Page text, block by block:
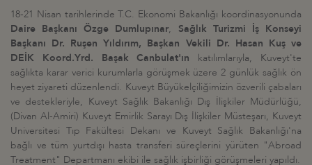
18-21 Nisan tarihlerinde T.C. Ekonomi Bakanlığı koordinasyonunda
Daire Başkanı Özge Dumlupınar, Sağlık Turizmi İş Konseyi
Başkanı Dr. Ruşen Yıldırım, Başkan Vekili Dr. Hasan Kuş ve
DEİK Koord.Yrd. Başak Canbulat'ın katılımlarıyla, Kuveyt'te
sağlıkta karar verici kurumlarla görüşmek üzere 2 günlük sağlık ön
heyet ziyareti düzenlendi. Kuveyt Büyükelçiliğimizin özverili çabaları
ve destekleriyle, Kuveyt Sağlık Bakanlığı Dış İlişkiler Müdürlüğü,
(Divan Al-Amiri) Kuveyt Emirlik Sarayı Dış İlişkiler Müsteşarı, Kuveyt
Universitesi Tıp Fakültesi Dekanı ve Kuveyt Sağlık Bakanlığı'na
bağlı ve tüm yurtdışı hasta transferi süreçlerini yürüten "Abroad
Treatment" Departmanı ekibi ile sağlık işbirliği görüşmeleri yapıldı.